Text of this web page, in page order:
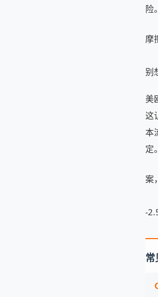
险
摩
别
美
这
本
定
案
-
常